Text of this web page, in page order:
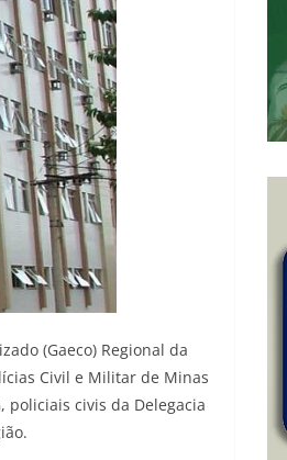
(Gaeco) Regional da
Civil e Militar de Minas
policiais civis da Delegacia